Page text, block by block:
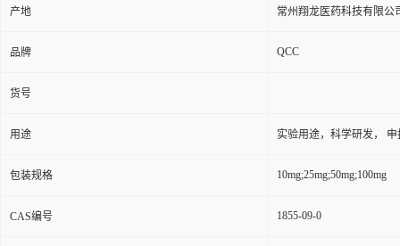
产地 常州翔龙医药科技有限公
品牌 QCC
货号
用途 实验用途，科学研发， 申
包装规格 10mg;25mg;50mg;100mg
CAS编号 1855-09-0